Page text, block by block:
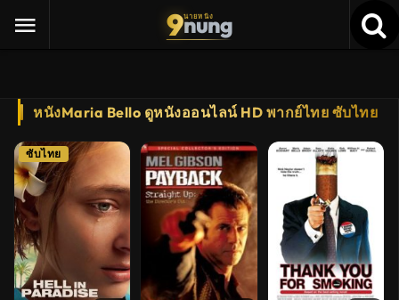
9นายหนัง
nung
หนังMaria Bello ดูหนังออนไลน์ HD พากย์ไทย ซับไทย
ซับไทย